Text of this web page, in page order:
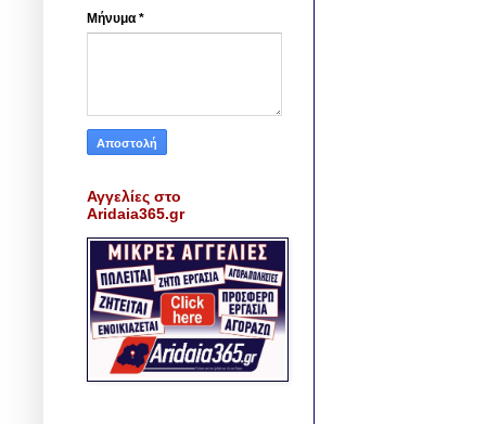
Μήνυμα *
Αγγελίες στο
Aridaia365.gr